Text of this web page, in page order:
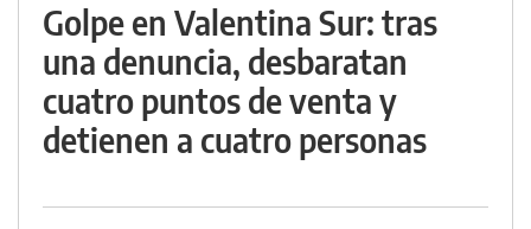
Golpe en Valentina Sur: tras
una denuncia, desbaratan
cuatro puntos de venta y
detienen a cuatro personas